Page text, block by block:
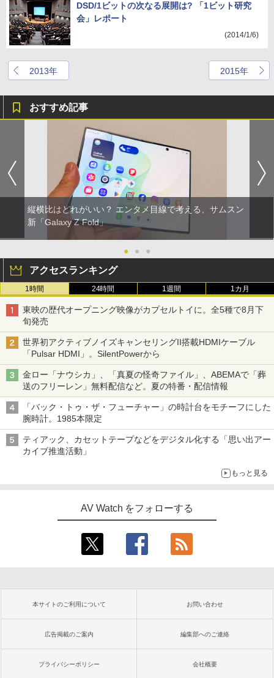
DSD/1ビットの次なる展開は? 「1ビット研究
会」レポート
(2014/1/6)
2013年 2015年
おすすめ記事
縦横比はどれがいい？ エンタメ目線で考える、サムスン
新「Galaxy Z Fold」
● ● ●
アクセスランキング
1時間 24時間 1週間 1カ月
東映の歴代オープニング映像がカプセルトイに。全5種で8月下
旬発売
世界初アクティブノイズキャンセリングII搭載HDMIケーブル
「Pulsar HDMI」。SilentPowerから
金ロー「ナウシカ」、「真夏の怪奇ファイル」、ABEMAで「葬
送のフリーレン」無料配信など。夏の特番・配信情報
「バック・トゥ・ザ・フューチャー」の時計台をモチーフにした
腕時計。1985本限定
ティアック、カセットテープなどをデジタル化する「思い出アー
カイブ推進活動」
もっと見る
AV Watch をフォローする
本サイトのご利用について お問い合わせ
広告掲載のご案内 編集部へのご連絡
プライバシーポリシー 会社概要